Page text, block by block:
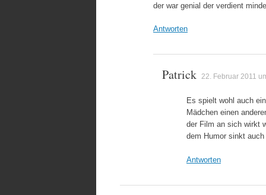
der war genial der verdient
Antworten
Patrick 22. Februar 2011
Es spielt wohl auch
Mädchen einen
der Film an sich wirkt
dem Humor sinkt
Antworten